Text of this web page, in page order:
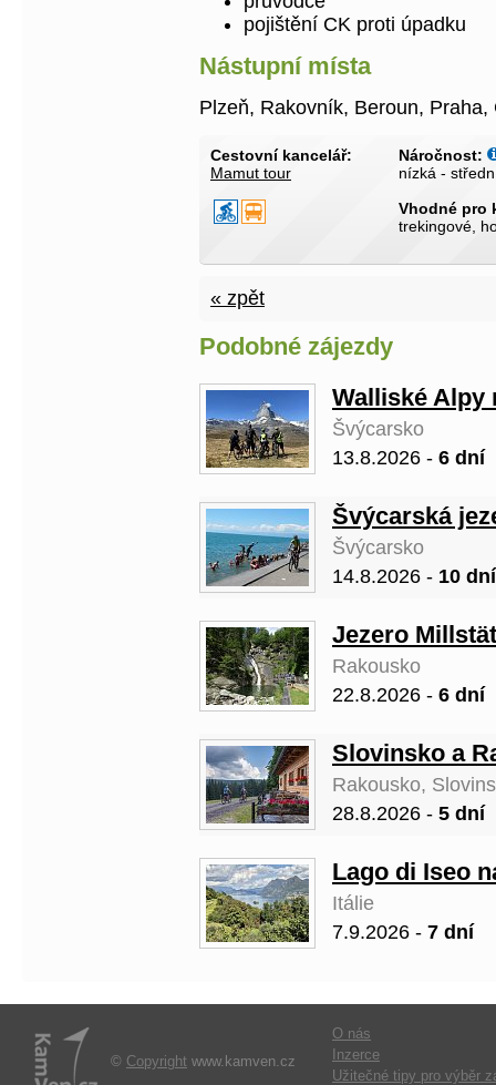
pojištění CK proti úpadku
Nástupní místa
Plzeň, Rakovník, Beroun, Praha,
Cestovní kancelář:
Mamut tour
Náročnost:
nízká -
Vhodné pro
trekingové,
« zpět
Podobné zájezdy
Walliské Alpy
Švýcarsko
13.8.2026 - 6 dní
Švýcarská
Švýcarsko
14.8.2026 - 10 dní
Jezero
Rakousko
22.8.2026 - 6 dní
Slovinsko a
Rakousko,
28.8.2026 - 5 dní
Lago di Iseo
Itálie
7.9.2026 - 7 dní
© Copyright www.kamven.cz
O nás
Inzerce
Užitečné tipy pro výběr